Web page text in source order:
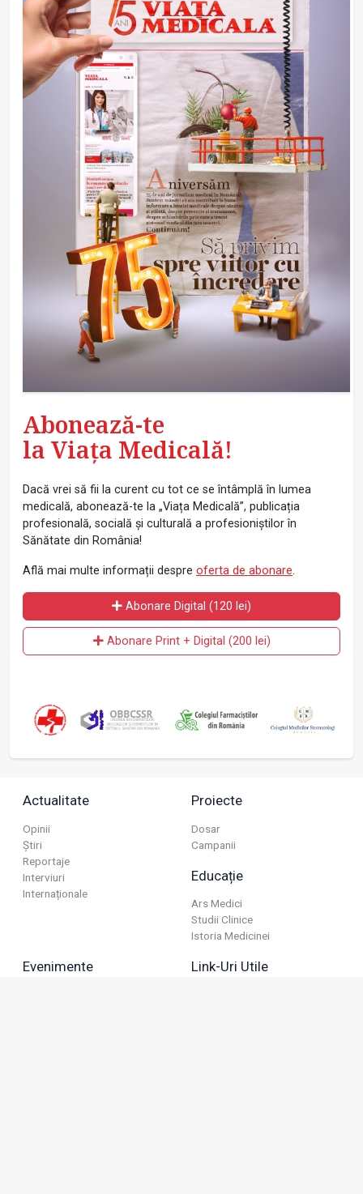
Abonează-te
la Viața Medicală!
Dacă vrei să fii la curent cu tot ce se întâmplă în lumea
medicală, abonează-te la „Viața Medicală”, publicația
profesională, socială și culturală a profesioniștilor în
Sănătate din România!
Află mai multe informații despre oferta de abonare.
Abonare Digital (120 lei)
Abonare Print + Digital (200 lei)
Actualitate
Opinii
Știri
Reportaje
Interviuri
Internaționale
Proiecte
Dosar
Campanii
Educație
Ars Medici
Studii Clinice
Istoria Medicinei
Evenimente Link-Uri Utile